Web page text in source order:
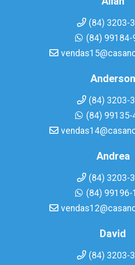
(84) 3203-
(84) 99184-
Anderson
(84) 3203-
(84) 99135-
Andrea
(84) 3203-
(84) 99196-
David
(84) 3203-